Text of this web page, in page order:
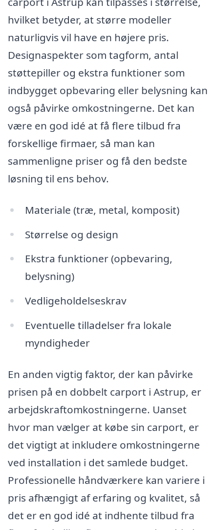
hvilket betyder, at større modeller
naturligvis vil have en højere pris.
Designaspekter som tagform, antal
støttepiller og ekstra funktioner som
indbygget opbevaring eller belysning kan
også påvirke omkostningerne. Det kan
være en god idé at få flere tilbud fra
forskellige firmaer, så man kan
sammenligne priser og få den bedste
løsning til ens behov.
Materiale (træ, metal, komposit)
Størrelse og design
Ekstra funktioner (opbevaring,
belysning)
Vedligeholdelseskrav
Eventuelle tilladelser fra lokale
myndigheder
En anden vigtig faktor, der kan påvirke
prisen på en dobbelt carport i Astrup, er
arbejdskraftomkostningerne. Uanset
hvor man vælger at købe sin carport, er
det vigtigt at inkludere omkostningerne
ved installation i det samlede budget.
Professionelle håndværkere kan variere i
pris afhængigt af erfaring og kvalitet, så
det er en god idé at indhente tilbud fra